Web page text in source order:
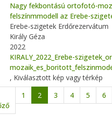
Nagy fekbontású ortofotó-
felszínmmodell az Erebe-
Erebe-szigetek Erdőrezervátum
Király Géza
2022
KIRALY_2022_Erebe-
, Kiválasztott kép vagy térkép
Oldalszámozás
Előző oldal
1 2 3 4 5 6